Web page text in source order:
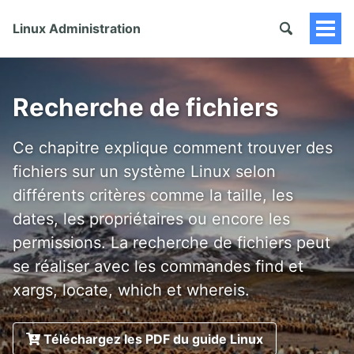
Linux Administration
Recherche de fichiers
Ce chapitre explique comment trouver des
fichiers sur un système Linux selon
différents critères comme la taille, les
dates, les propriétaires ou encore les
permissions. La recherche de fichiers peut
se réaliser avec les commandes find et
xargs, locate, which et whereis.
Téléchargez les PDF du guide Linux